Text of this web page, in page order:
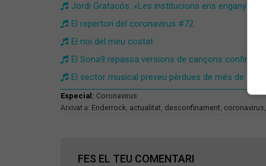
Jordi Gratacós: «Les institucions ens enganyen»
El repertori del coronavirus #72
El noi del meu costat
El Sona9 repassa versions de cançons confinades
El sector musical preveu pèrdues de més de 110
Especial: Coronavirus
Arxivat a: Enderrock, actualitat, desconfinament, coronavirus,
FES EL TEU COMENTARI